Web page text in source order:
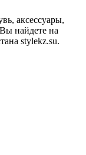
аксессуары,
найдете на
stylekz.su.